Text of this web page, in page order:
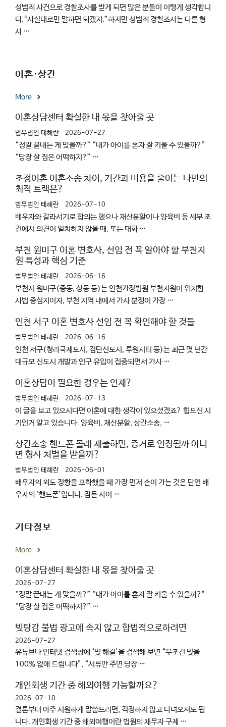
성범죄 사건으로 경찰조사를 받게 되면 많은 분들이 이렇게 생각합니
다.“사실대로만 말하면 되겠지.”하지만 성범죄 경찰조사는 다른 형
사 …
이혼·상간
More
이혼상담센터 확실한 내 몫을 찾아줄 곳
법무법인 테헤란 2026-07-27
“정말 끝내는 게 맞을까?” “내가 아이를 혼자 잘 키울 수 있을까?”
“당장 살 집은 어떡하지?” …
조정이혼 이혼소송 차이, 기간과 비용을 줄이는 나만의
최적 트랙은?
법무법인 테헤란 2026-07-10
배우자와 갈라서기로 합의는 했으나 재산분할이나 양육비 등 세부 조
건에서 의견이 일치하지 않을 때, 또는 대화 …
부천 원미구 이혼 변호사, 선임 전 꼭 알아야 할 부천지
원 특성과 핵심 기준
법무법인 테헤란 2026-06-16
부천시 원미구(중동, 상동 등)는 인천가정법원 부천지원이 위치한
사법 중심지이자, 부천 지역 내에서 가사 분쟁이 가장 …
인천 서구 이혼 변호사 선임 전 꼭 확인해야 할 것들
법무법인 테헤란 2026-06-16
인천 서구(청라국제도시, 검단신도시, 루원시티 등)는 최근 몇 년간
대규모 신도시 개발과 인구 유입이 집중되면서 가사 …
이혼상담이 필요한 경우는 언제?
법무법인 테헤란 2026-07-13
이 글을 보고 있으시다면 이혼에 대한 생각이 있으셨겠죠? 힘드신 시
기인거 알고 있습니다. 양육비, 재산분할, 상간소송, …
상간소송 핸드폰 몰래 제출하면, 증거로 인정될까 아니
면 형사 처벌을 받을까?
법무법인 테헤란 2026-06-01
배우자의 외도 정황을 포착했을 때 가장 먼저 손이 가는 것은 단연 배
우자의 ‘핸드폰’입니다. 잠든 사이 …
기타정보
More
이혼상담센터 확실한 내 몫을 찾아줄 곳
2026-07-27
“정말 끝내는 게 맞을까?” “내가 아이를 혼자 잘 키울 수 있을까?”
“당장 살 집은 어떡하지?” …
빚탕감 불법 광고에 속지 않고 합법적으로하려면
2026-07-27
유튜브나 인터넷 검색창에 ‘빚 해결’을 검색해 보면 “무조건 빚을
100% 없애 드립니다”, “서류만 주면 당장 …
개인회생 기간 중 해외여행 가능할까요?
2026-07-10
결론부터 아주 시원하게 말씀드리면, 걱정하지 않고 다녀오셔도 됩
니다. 개인회생 기간 중 해외여행이란 법원의 채무자 구제 …